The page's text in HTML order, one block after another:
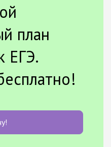
план
ЕГЭ.